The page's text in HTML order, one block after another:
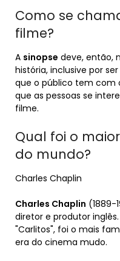
Como se
filme?
A sinopse deve, então,
história, inclusive por
que o público tem com
que as pessoas se
filme.
Qual foi o
do mundo?
Charles Chaplin
Charles Chaplin (1889-
diretor e produtor
"Carlitos", foi o mais
era do cinema mudo.